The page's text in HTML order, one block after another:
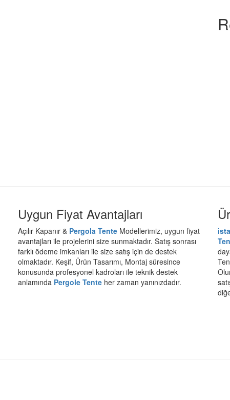
Uygun Fiyat Avantajları
Açılır Kapanır & Pergola Tente Modellerimiz, uygun fiyat
avantajları ile projelerini size sunmaktadır. Satış sonrası
farklı ödeme imkanları ile size satış için de destek
olmaktadır. Keşif, Ürün Tasarımı, Montaj süresince
konusunda profesyonel kadroları ile teknik destek
anlamında Pergole Tente her zaman yanınızdadır.